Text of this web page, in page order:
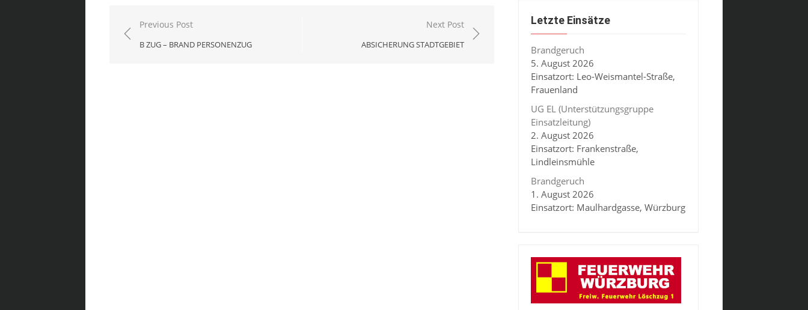
Beitragsnavigation
Previous Post
B ZUG – BRAND PERSONENZUG
Next Post
ABSICHERUNG STADTGEBIET
Letzte Einsätze
Brandgeruch
5. August 2026
Einsatzort: Leo-Weismantel-Straße,
Frauenland
UG EL (Unterstützungsgruppe
Einsatzleitung)
2. August 2026
Einsatzort: Frankenstraße,
Lindleinsmühle
Brandgeruch
1. August 2026
Einsatzort: Maulhardgasse, Würzburg